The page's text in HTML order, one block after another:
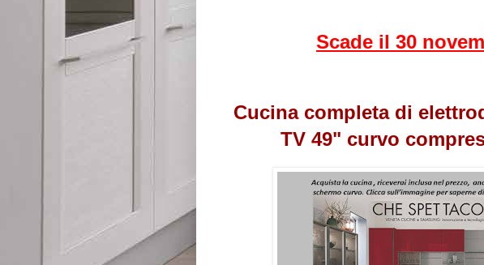
Scade il 30
Cucina completa di
TV 49" curvo